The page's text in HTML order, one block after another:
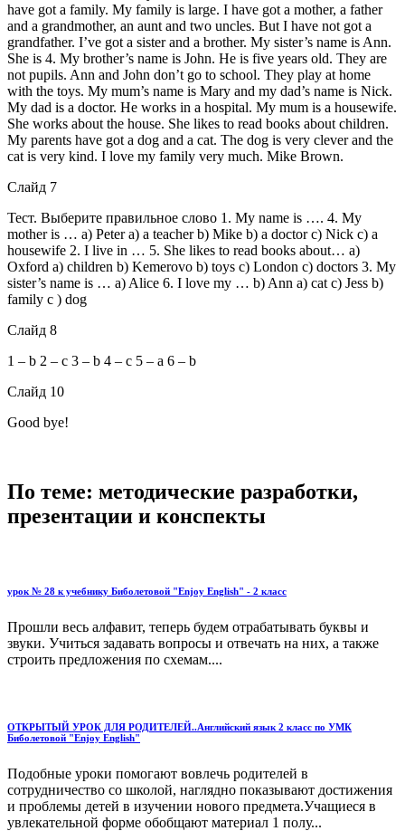
have got a family. My family is large. I have got a mother, a father
and a grandmother, an aunt and two uncles. But I have not got a
grandfather. I’ve got a sister and a brother. My sister’s name is Ann.
She is 4. My brother’s name is John. He is five years old. They are
not pupils. Ann and John don’t go to school. They play at home
with the toys. My mum’s name is Mary and my dad’s name is Nick.
My dad is a doctor. He works in a hospital. My mum is a housewife.
She works about the house. She likes to read books about children.
My parents have got a dog and a cat. The dog is very clever and the
cat is very kind. I love my family very much. Mike Brown.
Слайд 7
Тест. Выберите правильное слово 1. My name is …. 4. My
mother is … a) Peter a) a teacher b) Mike b) a doctor c) Nick c) a
housewife 2. I live in … 5. She likes to read books about… a)
Oxford a) children b) Kemerovo b) toys c) London c) doctors 3. My
sister’s name is … a) Alice 6. I love my … b) Ann a) cat c) Jess b)
family c ) dog
Слайд 8
1 – b 2 – c 3 – b 4 – c 5 – a 6 – b
Слайд 10
Good bye!
По теме: методические разработки,
презентации и конспекты
урок № 28 к учебнику Биболетовой "Enjoy English" - 2 класс
Прошли весь алфавит, теперь будем отрабатывать буквы и
звуки. Учиться задавать вопросы и отвечать на них, а также
строить предложения по схемам....
ОТКРЫТЫЙ УРОК ДЛЯ РОДИТЕЛЕЙ..Английский язык 2 класс по УМК
Биболетовой "Enjoy English"
Подобные уроки помогают вовлечь родителей в
сотрудничество со школой, наглядно показывают достижения
и проблемы детей в изучении нового предмета.Учащиеся в
увлекательной форме обобщают материал 1 полу...